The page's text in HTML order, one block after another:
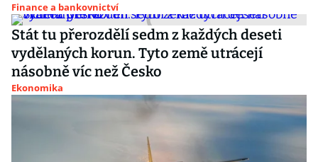
Finance a bankovnictví
Stát tu přerozdělí sedm z každých deseti
vydělaných korun. Tyto země utrácejí
násobně víc než Česko
Ekonomika